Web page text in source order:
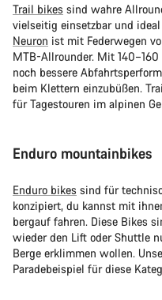
Trail bikes sind wahre
vielseitig einsetzbar und
Neuron ist mit Federwegen
MTB-Allrounder. Mit
noch bessere
beim Klettern einzubüßen.
für Tagestouren im alpinen
Enduro mountainbikes
Enduro bikes sind für
konzipiert, du kannst mit
bergauf fahren. Diese Bikes
wieder den Lift oder Shuttle
Berge erklimmen wollen.
Paradebeispiel für diese